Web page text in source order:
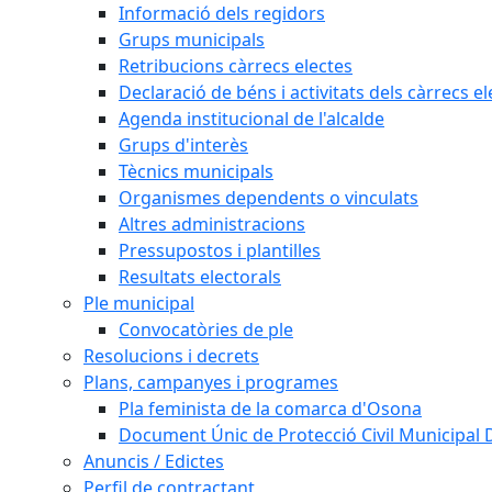
Informació dels regidors
Grups municipals
Retribucions càrrecs electes
Declaració de béns i activitats dels càrrecs
Agenda institucional de l'alcalde
Grups d'interès
Tècnics municipals
Organismes dependents o vinculats
Altres administracions
Pressupostos i plantilles
Resultats electorals
Ple municipal
Convocatòries de ple
Resolucions i decrets
Plans, campanyes i programes
Pla feminista de la comarca d'Osona
Document Únic de Protecció Civil Municipal
Anuncis / Edictes